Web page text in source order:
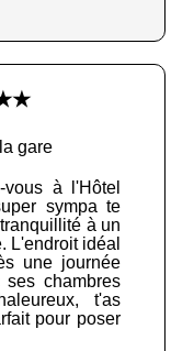
gare
à l'Hôtel
sympa te
à un
L'endroit idéal
une journée
chambres
t'as
pour poser